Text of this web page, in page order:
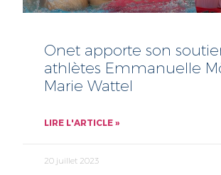
Onet apporte son
athlètes Emmanuelle
Marie Wattel
LIRE L'ARTICLE »
20 juillet 2023